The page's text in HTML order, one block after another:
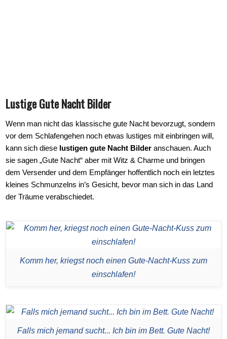
Lustige Gute Nacht Bilder
Wenn man nicht das klassische gute Nacht bevorzugt, sondern
vor dem Schlafengehen noch etwas lustiges mit einbringen will,
kann sich diese lustigen gute Nacht Bilder anschauen. Auch
sie sagen „Gute Nacht“ aber mit Witz & Charme und bringen
dem Versender und dem Empfänger hoffentlich noch ein letztes
kleines Schmunzelns in’s Gesicht, bevor man sich in das Land
der Träume verabschiedet.
Komm her, kriegst noch einen Gute-Nacht-Kuss zum
einschlafen!
Falls mich jemand sucht... Ich bin im Bett. Gute Nacht!